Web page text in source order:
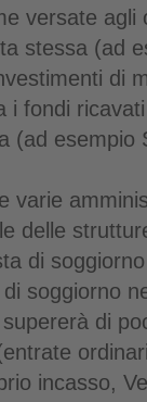
versate
stessa (ad
di
i fondi
(ad esempio
varie
delle
di
soggiorno
di
incasso,